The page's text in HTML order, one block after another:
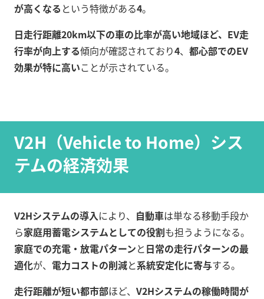
が高くなる という特徴がある4。
日走行距離20km以下の車の比率が高い地域ほど、EV走
行率が向上する傾向が確認されており4、 都心部でのEV
効果が特に高いことが示されている。
V2H（Vehicle to Home）シス
テムの経済効果
V2Hシステムの導入により、 自動車は単なる移動手段か
ら家庭用蓄電システムとしての役割も担うようになる。
家庭での充電・放電パターンと日常の走行パターンの最
適化が、 電力コストの削減と系統安定化に寄与する。
走行距離が短い都市部ほど、 V2Hシステムの稼働時間が